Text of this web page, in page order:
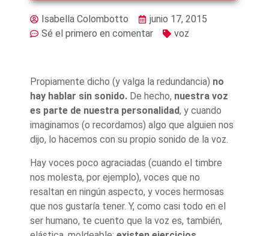
Isabella Colombotto
junio 17, 2015
Sé el primero en comentar
voz
Propiamente dicho (y valga la redundancia) no
hay hablar sin sonido. De hecho, nuestra voz
es parte de nuestra personalidad, y cuando
imaginamos (o recordamos) algo que alguien nos
dijo, lo hacemos con su propio sonido de la voz.
Hay voces poco agraciadas (cuando el timbre
nos molesta, por ejemplo), voces que no
resaltan en ningún aspecto, y voces hermosas
que nos gustaría tener. Y, como casi todo en el
ser humano, te cuento que la voz es, también,